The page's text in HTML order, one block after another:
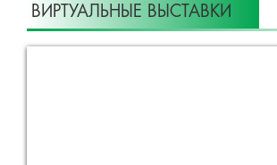
ВИРТУАЛЬНЫЕ ВЫСТАВКИ